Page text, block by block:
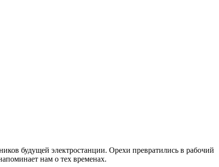
будущей электростанции. Орехи превратились в рабочий
нам о тех временах.